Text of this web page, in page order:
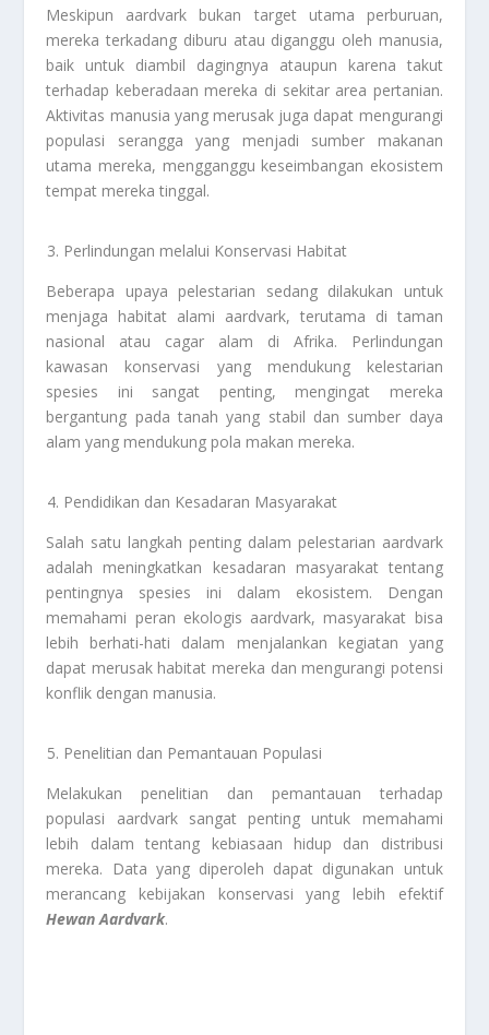
Meskipun aardvark bukan target utama perburuan,
mereka terkadang diburu atau diganggu oleh manusia,
baik untuk diambil dagingnya ataupun karena takut
terhadap keberadaan mereka di sekitar area pertanian.
Aktivitas manusia yang merusak juga dapat mengurangi
populasi serangga yang menjadi sumber makanan
utama mereka, mengganggu keseimbangan ekosistem
tempat mereka tinggal.
Perlindungan melalui Konservasi Habitat
Beberapa upaya pelestarian sedang dilakukan untuk
menjaga habitat alami aardvark, terutama di taman
nasional atau cagar alam di Afrika. Perlindungan
kawasan konservasi yang mendukung kelestarian
spesies ini sangat penting, mengingat mereka
bergantung pada tanah yang stabil dan sumber daya
alam yang mendukung pola makan mereka.
Pendidikan dan Kesadaran Masyarakat
Salah satu langkah penting dalam pelestarian aardvark
adalah meningkatkan kesadaran masyarakat tentang
pentingnya spesies ini dalam ekosistem. Dengan
memahami peran ekologis aardvark, masyarakat bisa
lebih berhati-hati dalam menjalankan kegiatan yang
dapat merusak habitat mereka dan mengurangi potensi
konflik dengan manusia.
Penelitian dan Pemantauan Populasi
Melakukan penelitian dan pemantauan terhadap
populasi aardvark sangat penting untuk memahami
lebih dalam tentang kebiasaan hidup dan distribusi
mereka. Data yang diperoleh dapat digunakan untuk
merancang kebijakan konservasi yang lebih efektif
Hewan Aardvark.